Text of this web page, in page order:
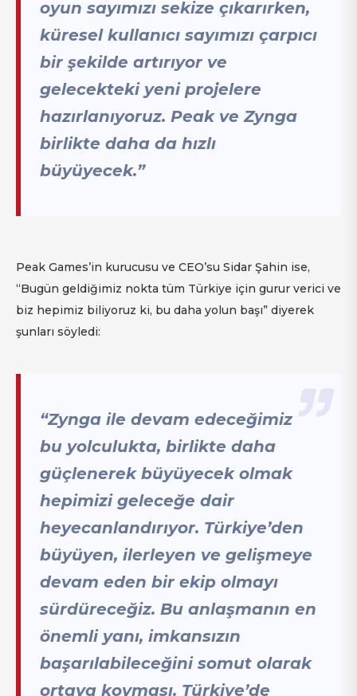
oyun sayımızı sekize çıkarırken,
küresel kullanıcı sayımızı çarpıcı
bir şekilde artırıyor ve
gelecekteki yeni projelere
hazırlanıyoruz. Peak ve Zynga
birlikte daha da hızlı
büyüyecek.”
Peak Games’in kurucusu ve CEO’su Sidar Şahin ise,
“Bugün geldiğimiz nokta tüm Türkiye için gurur verici ve
biz hepimiz biliyoruz ki, bu daha yolun başı” diyerek
şunları söyledi:
“Zynga ile devam edeceğimiz
bu yolculukta, birlikte daha
güçlenerek büyüyecek olmak
hepimizi geleceğe dair
heyecanlandırıyor. Türkiye’den
büyüyen, ilerleyen ve gelişmeye
devam eden bir ekip olmayı
sürdüreceğiz. Bu anlaşmanın en
önemli yanı, imkansızın
başarılabileceğini somut olarak
ortaya koyması. Türkiye’de